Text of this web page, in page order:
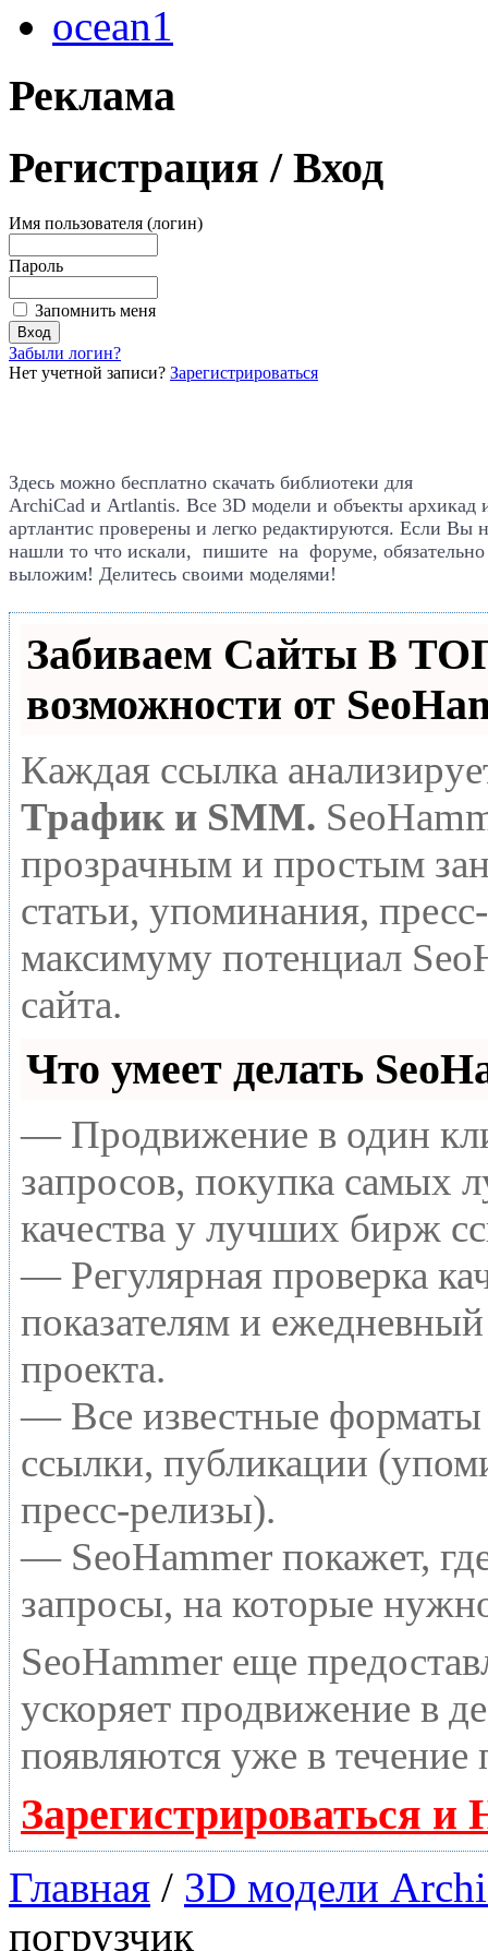
ocean1
Реклама
Регистрация / Вход
Имя пользователя (логин)
Пароль
Запомнить меня
Забыли логин?
Нет учетной записи? Зарегистрироваться
Здесь можно бесплатно скачать библиотеки для
ArchiCad и Artlantis. Все 3D модели и объекты архикад
артлантис проверены и легко редактируются. Если Вы
нашли то что искали, пишите на форуме, обязательно
выложим! Делитесь своими моделями!
Забиваем Сайты В
возможности от
Каждая ссылка
Трафик и SMM.
прозрачным и простым
статьи, упоминания,
максимуму потенциал
сайта.
Что умеет делать
— Продвижение в один
запросов, покупка самых
качества у лучших бирж
— Регулярная проверка
показателям и ежедневный
проекта.
— Все известные форматы
ссылки, публикации
пресс-релизы).
— SeoHammer покажет,
запросы, на которые
SeoHammer еще
ускоряет продвижение в
появляются уже в
Зарегистрироваться
Главная / 3D модели
погрузчик